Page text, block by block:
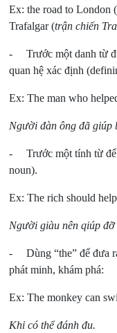
Ex: the road to London (
Trafalgar (trận chiến
- Trước một danh từ
quan hệ xác định
Ex: The man who
Người đàn ông đã giúp
- Trước một tính từ để
noun).
Ex: The rich should
Người giàu nên qiúp
- Dùng “the” để đưa
phát minh, khám phá:
Ex: The monkey can
Khỉ có thể đánh đu.